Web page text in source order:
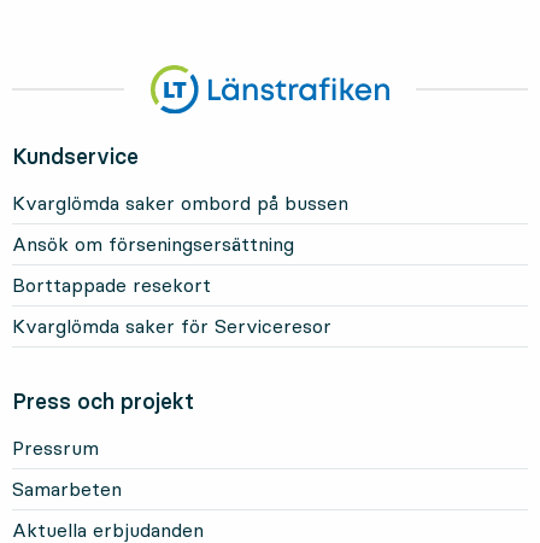
Kundservice
Kvarglömda saker ombord på bussen
Ansök om förseningsersättning
Borttappade resekort
Kvarglömda saker för Serviceresor
Press och projekt
Pressrum
Samarbeten
Aktuella erbjudanden